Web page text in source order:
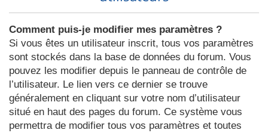
Comment puis-je modifier mes paramètres ?
Si vous êtes un utilisateur inscrit, tous vos paramètres
sont stockés dans la base de données du forum. Vous
pouvez les modifier depuis le panneau de contrôle de
l’utilisateur. Le lien vers ce dernier se trouve
généralement en cliquant sur votre nom d’utilisateur
situé en haut des pages du forum. Ce système vous
permettra de modifier tous vos paramètres et toutes